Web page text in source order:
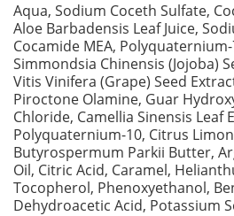
Aqua, Sodium Coceth Sulfate,
Aloe Barbadensis Leaf Juice,
Cocamide MEA,
Simmondsia Chinensis (Jojoba)
Vitis Vinifera (Grape) Seed
Piroctone Olamine, Guar
Chloride, Camellia Sinensis Leaf
Polyquaternium-10, Citrus
Butyrospermum Parkii Butter,
Oil, Citric Acid, Caramel,
Tocopherol, Phenoxyethanol,
Dehydroacetic Acid, Potassium